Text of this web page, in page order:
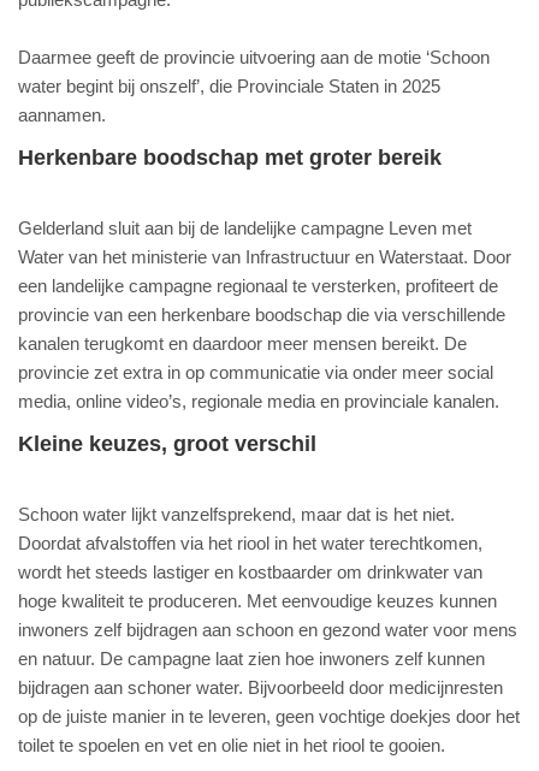
Daarmee geeft de provincie uitvoering aan de motie ‘Schoon
water begint bij onszelf’, die Provinciale Staten in 2025
aannamen.
Herkenbare boodschap met groter bereik
Gelderland sluit aan bij de landelijke campagne Leven met
Water van het ministerie van Infrastructuur en Waterstaat. Door
een landelijke campagne regionaal te versterken, profiteert de
provincie van een herkenbare boodschap die via verschillende
kanalen terugkomt en daardoor meer mensen bereikt. De
provincie zet extra in op communicatie via onder meer social
media, online video’s, regionale media en provinciale kanalen.
Kleine keuzes, groot verschil
Schoon water lijkt vanzelfsprekend, maar dat is het niet.
Doordat afvalstoffen via het riool in het water terechtkomen,
wordt het steeds lastiger en kostbaarder om drinkwater van
hoge kwaliteit te produceren. Met eenvoudige keuzes kunnen
inwoners zelf bijdragen aan schoon en gezond water voor mens
en natuur. De campagne laat zien hoe inwoners zelf kunnen
bijdragen aan schoner water. Bijvoorbeeld door medicijnresten
op de juiste manier in te leveren, geen vochtige doekjes door het
toilet te spoelen en vet en olie niet in het riool te gooien.